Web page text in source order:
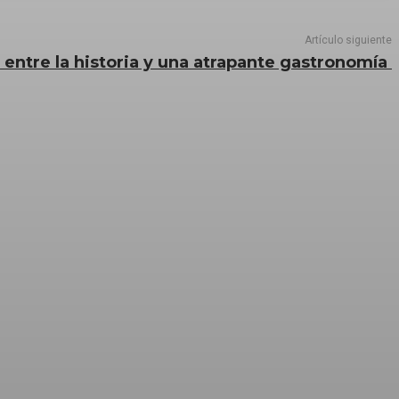
Artículo siguiente
entre la historia y una atrapante gastronomía